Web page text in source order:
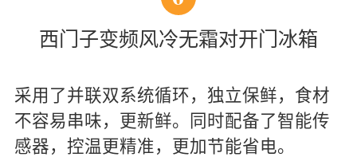
西门子变频风冷无霜对开门冰箱
采用了并联双系统循环，独立保鲜，食材
不容易串味，更新鲜。同时配备了智能传
感器，控温更精准，更加节能省电。